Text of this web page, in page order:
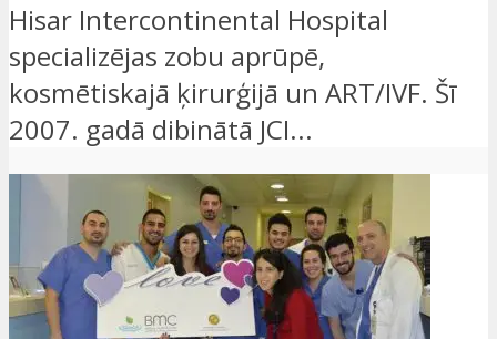
Hisar Intercontinental Hospital
specializējas zobu aprūpē,
kosmētiskajā ķirurģijā un ART/IVF. Šī
2007. gadā dibinātā JCI...